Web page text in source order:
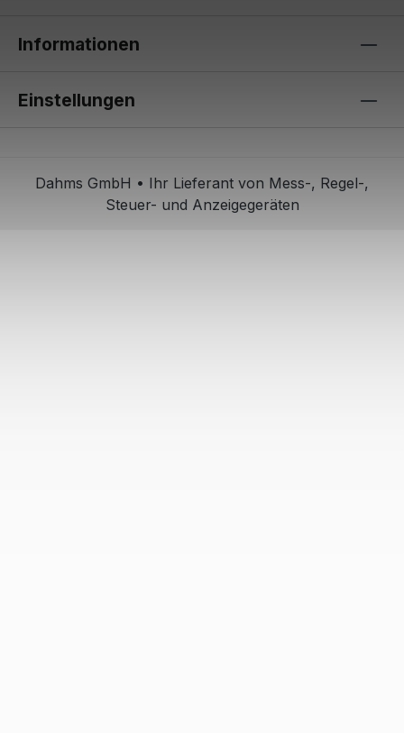
Informationen
Einstellungen
Dahms GmbH • Ihr Lieferant von Mess-, Regel-,
Steuer- und Anzeigegeräten